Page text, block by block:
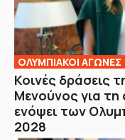
ΟΛΥΜΠΙΑΚΟΙ ΑΓΩΝΕΣ
Κοινές δράσεις
Μενούνος για τη
ενόψει των
2028